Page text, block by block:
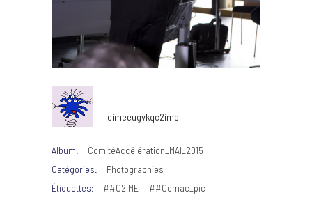
cimeeugvkqc2ime
Album:
ComitéAccélération_MAI_2015
Catégories:
Photographies
Étiquettes:
##C2IME ##Comac_pic